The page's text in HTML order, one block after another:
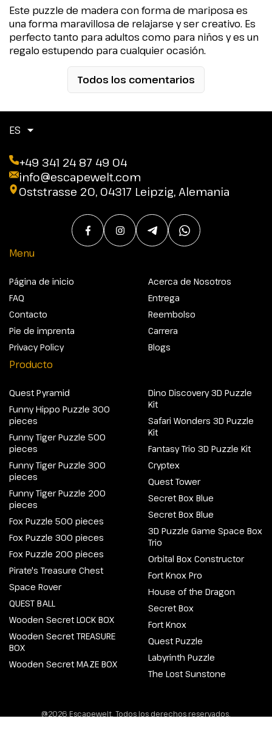
Este puzzle de madera con forma de mariposa es
una forma maravillosa de relajarse y ser creativo. Es
perfecto tanto para adultos como para niños y es un
regalo estupendo para cualquier ocasión.
Todos los comentarios
ES
+49 341 24 87 49 04
info@escapewelt.com
Oststrasse 20, 04317 Leipzig, Alemania
Menu
Página de inicio
FAQ
Contacto
Pie de imprenta
Privacy Policy
Acerca de Nosotros
Entrega
Reembolso
Carrera
Blogs
Producto
Quest Pyramid
Funny Hippo Puzzle 300
pieces
Funny Tiger Puzzle 500
pieces
Funny Tiger Puzzle 300
pieces
Funny Tiger Puzzle 200
pieces
Fox Puzzle 500 pieces
Fox Puzzle 300 pieces
Fox Puzzle 200 pieces
Pirate's Treasure Chest
Space Rover
QUEST BALL
Wooden Secret LOCK BOX
Wooden Secret TREASURE
BOX
Wooden Secret MAZE BOX
Dino Discovery 3D Puzzle
Kit
Safari Wonders 3D Puzzle
Kit
Fantasy Trio 3D Puzzle Kit
Cryptex
Quest Tower
Secret Box Blue
Secret Box Blue
3D Puzzle Game Space Box
Trio
Orbital Box Constructor
Fort Knox Pro
House of the Dragon
Secret Box
Fort Knox
Quest Puzzle
Labyrinth Puzzle
The Lost Sunstone
@2026 Escapewelt. Todos los derechos reservados.